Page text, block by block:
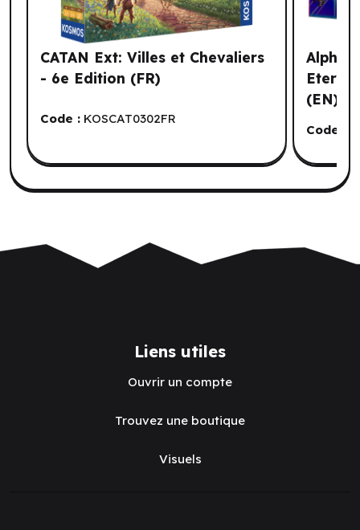
CATAN Ext: Villes et Chevaliers
- 6e Edition (FR)
Code : KOSCAT0302FR
Alpha
(EN)
Code :
Liens utiles
Ouvrir un compte
Trouvez une boutique
Visuels